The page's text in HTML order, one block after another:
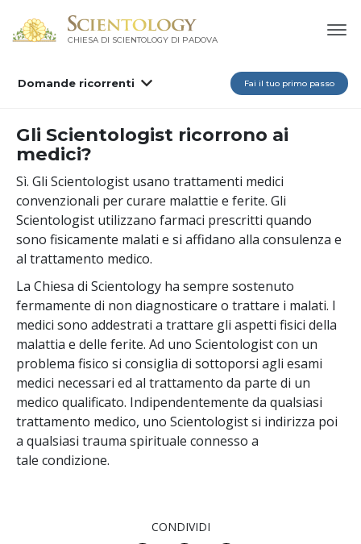
CHIESA DI SCIENTOLOGY DI PADOVA
Domande ricorrenti Fai il tuo primo passo
Gli Scientologist ricorrono ai
medici?
Sì. Gli Scientologist usano trattamenti medici
convenzionali per curare malattie e ferite. Gli
Scientologist utilizzano farmaci prescritti quando
sono fisicamente malati e si affidano alla consulenza e
al trattamento medico.
La Chiesa di Scientology ha sempre sostenuto
fermamente di non diagnosticare o trattare i malati. I
medici sono addestrati a trattare gli aspetti fisici della
malattia e delle ferite. Ad uno Scientologist con un
problema fisico si consiglia di sottoporsi agli esami
medici necessari ed al trattamento da parte di un
medico qualificato. Indipendentemente da qualsiasi
trattamento medico, uno Scientologist si indirizza poi
a qualsiasi trauma spirituale connesso a
tale condizione.
CONDIVIDI